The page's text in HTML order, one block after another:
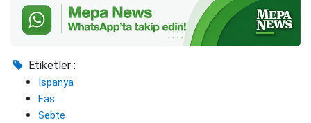
Etiketler :
İspanya
Fas
Sebte